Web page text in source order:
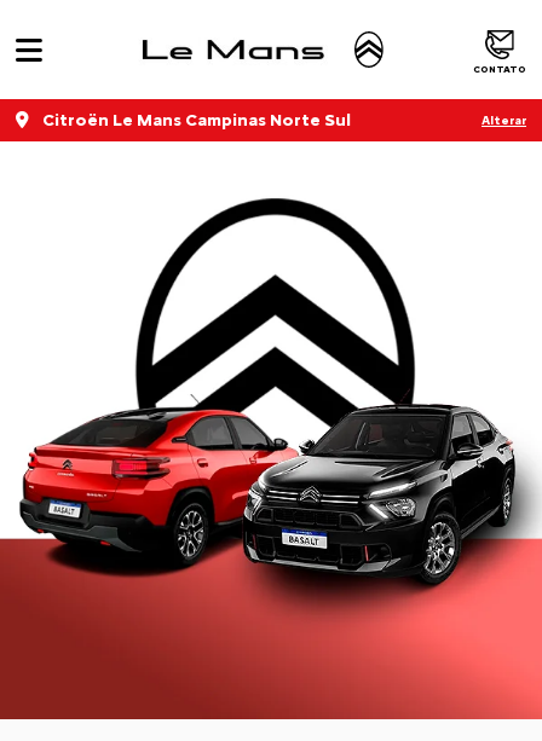
CONTATO
Citroën Le Mans Campinas Norte Sul Alterar